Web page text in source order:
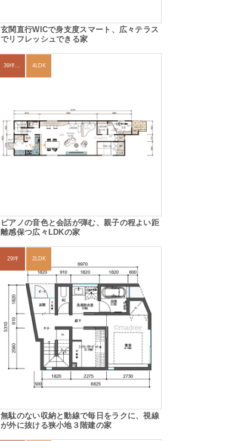
玄関直行WICで身支度スマート、広々テラス
でリフレッシュできる家
39坪～42坪 4LDK
ピアノの音色と会話が弾む、親子の程よい距
離感保つ広々LDKの家
29坪 2LDK
無駄のない収納と動線で毎日をラクに、視線
が外に抜ける狭小地３階建の家